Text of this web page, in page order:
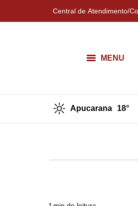
Central de Atendimento/
MENU
Apucarana 18°